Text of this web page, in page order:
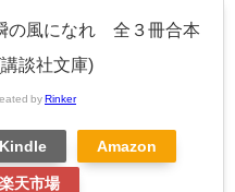
の風になれ 全３冊合本
講談社文庫)
by Rinker
Kindle Amazon
楽天市場